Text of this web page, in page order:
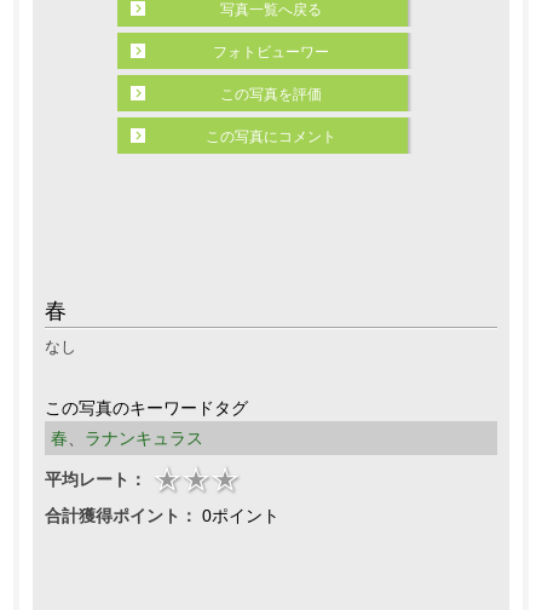
春
なし
この写真のキーワードタグ
春
ラナンキュラス
平均レート：
合計獲得ポイント： 0ポイント
写真一覧へ戻る
フォトビューワー
この写真を評価
この写真にコメント